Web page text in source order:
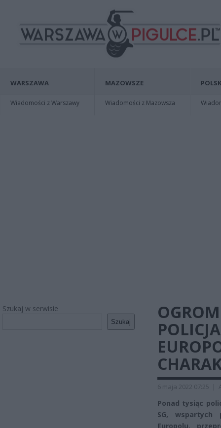
WARSZAWA
Wiadomości z Warszawy
MAZOWSZE
Wiadomości z Mazowsza
Szukaj w serwisie
Szukaj
6 maja 2022 07:25 |
Ponad tysiąc
SG, wspartych
Europolu,